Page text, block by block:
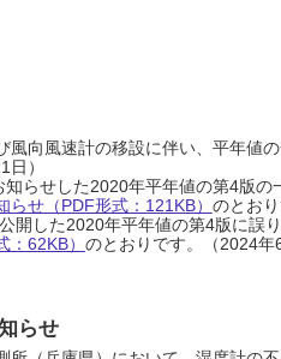
風向風速計の移設に伴い、平年値
）
らせした2020年平年値の第4版
らせ（PDF形式：121KB） のとお
開した2020年平年値の第4版に誤
62KB） のとおりです。（2024年6
らせ